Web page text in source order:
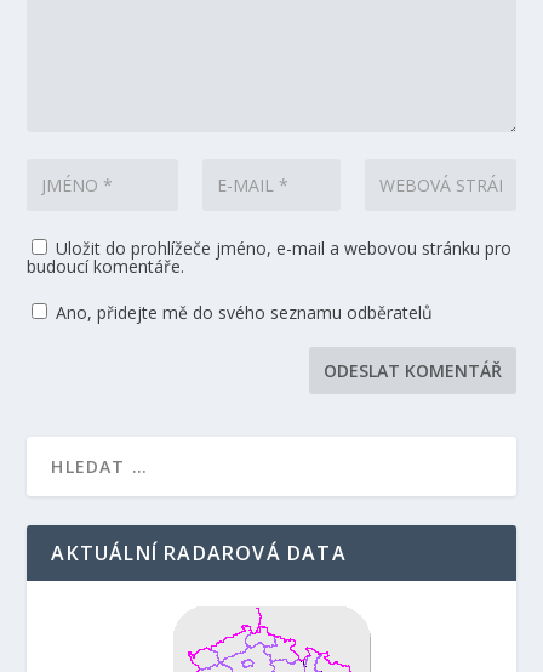
Uložit do prohlížeče jméno, e-mail a webovou stránku pro
budoucí komentáře.
Ano, přidejte mě do svého seznamu odběratelů
AKTUÁLNÍ RADAROVÁ DATA